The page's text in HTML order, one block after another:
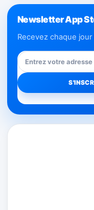
Newsletter App
Recevez chaque